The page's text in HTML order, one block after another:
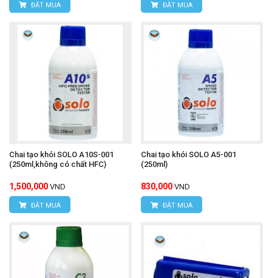
ĐẶT MUA ĐẶT MUA
Chai tạo khói SOLO A10S-001
(250ml,không có chất HFC)
1,500,000 VND
ĐẶT MUA
Chai tạo khói SOLO A5-001
(250ml)
830,000 VND
ĐẶT MUA